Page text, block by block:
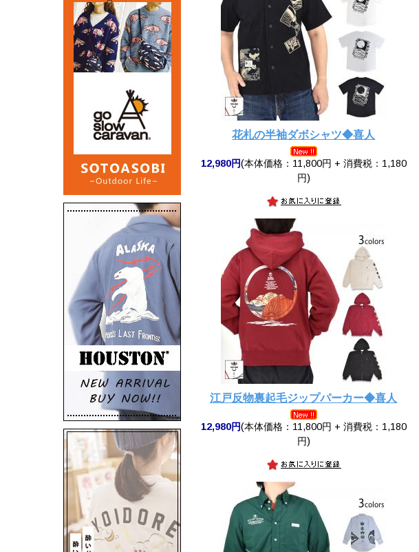
花札の半袖ダボシャツ◆喜人
12,980円(本体価格：11,800円 + 消費税：1,180
円)
江戸反物裏起毛ジップパーカー◆喜人
12,980円(本体価格：11,800円 + 消費税：1,180
円)